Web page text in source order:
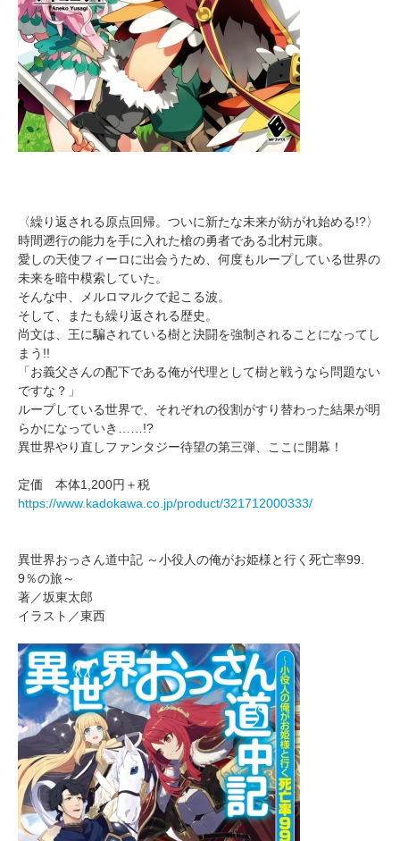
〈繰り返される原点回帰。ついに新たな未来が紡がれ始める!?〉
時間遡行の能力を手に入れた槍の勇者である北村元康。
愛しの天使フィーロに出会うため、何度もループしている世界の
未来を暗中模索していた。
そんな中、メルロマルクで起こる波。
そして、またも繰り返される歴史。
尚文は、王に騙されている樹と決闘を強制されることになってし
まう!!
「お義父さんの配下である俺が代理として樹と戦うなら問題ない
ですな？」
ループしている世界で、それぞれの役割がすり替わった結果が明
らかになっていき……!?
異世界やり直しファンタジー待望の第三弾、ここに開幕！
定価 本体1,200円＋税
https://www.kadokawa.co.jp/product/321712000333/
異世界おっさん道中記 ～小役人の俺がお姫様と行く死亡率99.
9％の旅～
著／坂東太郎
イラスト／東西